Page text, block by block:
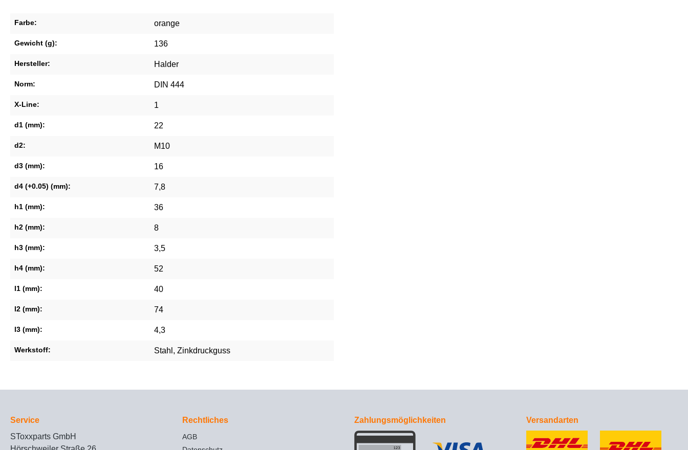
Farbe: orange
Gewicht (g): 136
Hersteller: Halder
Norm: DIN 444
X-Line: 1
d1 (mm): 22
d2: M10
d3 (mm): 16
d4 (+0.05) (mm): 7,8
h1 (mm): 36
h2 (mm): 8
h3 (mm): 3,5
h4 (mm): 52
l1 (mm): 40
l2 (mm): 74
l3 (mm): 4,3
Werkstoff: Stahl , Zinkdruckguss
Service
SToxxparts GmbH
Rechtliches
AGB
Zahlungsmöglichkeiten Versandarten